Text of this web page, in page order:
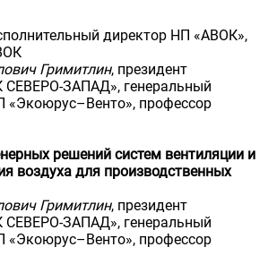
директор НП «АВОК»,
Гримитлин, президент
СЕВЕРО-ЗАПАД», генеральный
профессор
решений систем вентиляции и
воздуха для производственных
Гримитлин, президент
СЕВЕРО-ЗАПАД», генеральный
профессор